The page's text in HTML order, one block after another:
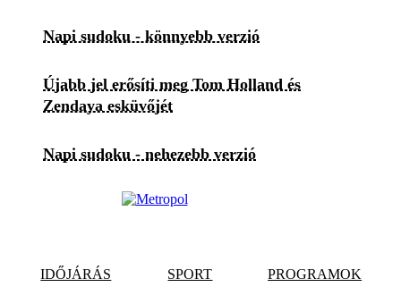
Napi sudoku - könnyebb verzió
Újabb jel erősíti meg Tom Holland és
Zendaya esküvőjét
Napi sudoku - nehezebb verzió
IDŐJÁRÁS SPORT PROGRAMOK